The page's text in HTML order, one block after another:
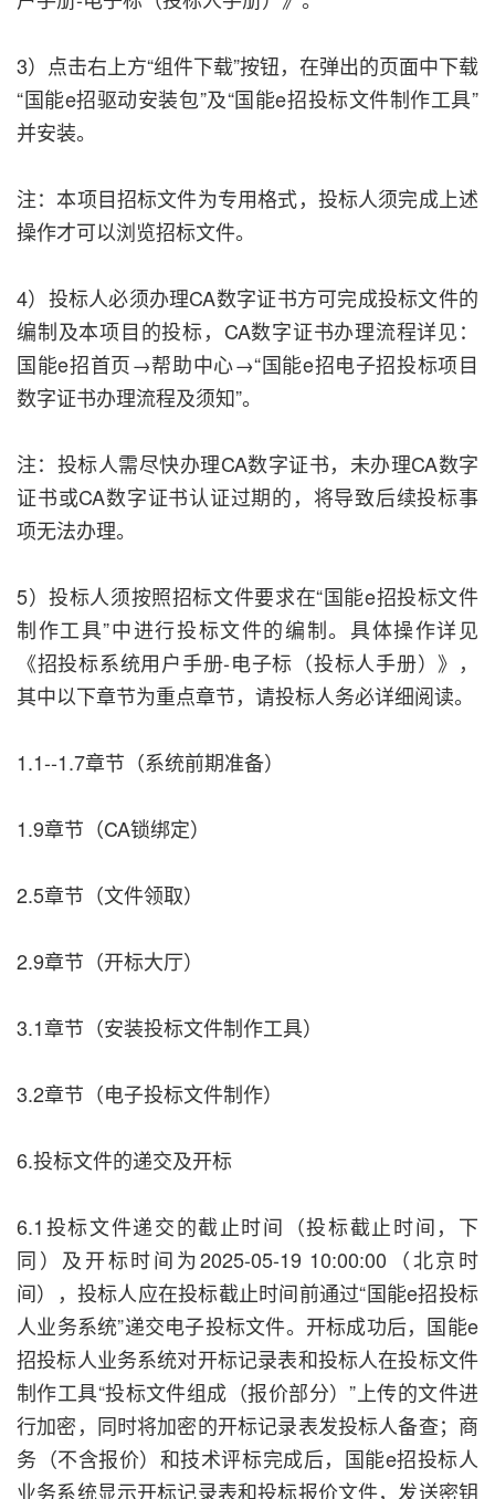
3）点击右上方“组件下载”按钮，在弹出的页面中下载
“国能e招驱动安装包”及“国能e招投标文件制作工具”
并安装。
注：本项目招标文件为专用格式，投标人须完成上述
操作才可以浏览招标文件。
4）投标人必须办理CA数字证书方可完成投标文件的
编制及本项目的投标，CA数字证书办理流程详见：
国能e招首页→帮助中心→“国能e招电子招投标项目
数字证书办理流程及须知”。
注：投标人需尽快办理CA数字证书，未办理CA数字
证书或CA数字证书认证过期的，将导致后续投标事
项无法办理。
5）投标人须按照招标文件要求在“国能e招投标文件
制作工具”中进行投标文件的编制。具体操作详见
《招投标系统用户手册-电子标（投标人手册）》，
其中以下章节为重点章节，请投标人务必详细阅读。
1.1--1.7章节（系统前期准备）
1.9章节（CA锁绑定）
2.5章节（文件领取）
2.9章节（开标大厅）
3.1章节（安装投标文件制作工具）
3.2章节（电子投标文件制作）
6.投标文件的递交及开标
6.1投标文件递交的截止时间（投标截止时间，下
同）及开标时间为2025-05-19 10:00:00（北京时
间），投标人应在投标截止时间前通过“国能e招投标
人业务系统”递交电子投标文件。开标成功后，国能e
招投标人业务系统对开标记录表和投标人在投标文件
制作工具“投标文件组成（报价部分）”上传的文件进
行加密，同时将加密的开标记录表发投标人备查；商
务（不含报价）和技术评标完成后，国能e招投标人
业务系统显示开标记录表和投标报价文件，发送密钥